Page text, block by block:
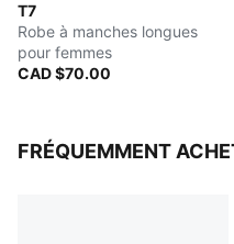
T7
Robe à manches longues
pour femmes
CAD $70.00
FRÉQUEMMENT